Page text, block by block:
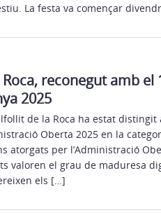
La festa va començar
reconegut amb
2025
de la Roca ha estat
Oberta 2025 en la
atorgats per l’Administració
valoren el grau de maduresa
els […]